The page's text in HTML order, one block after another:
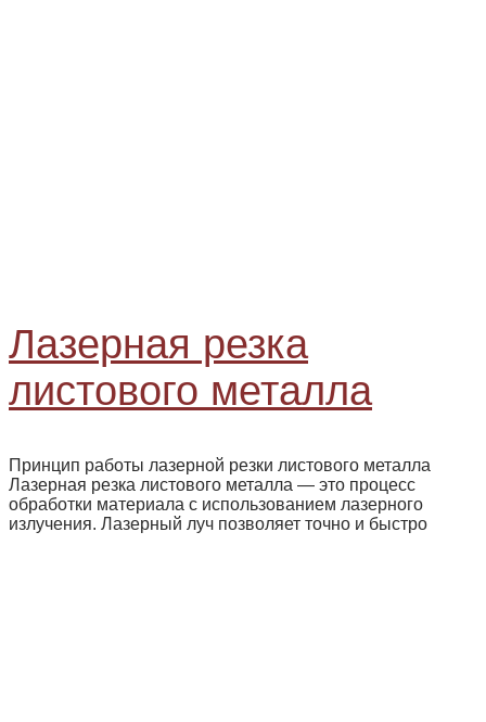
Лазерная резка
листового металла
Принцип работы лазерной резки листового металла
Лазерная резка листового металла — это процесс
обработки материала с использованием лазерного
излучения. Лазерный луч позволяет точно и быстро